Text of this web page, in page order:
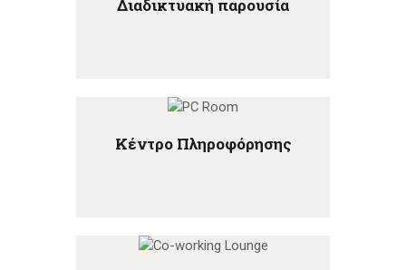
Διαδικτυακή παρουσία
Κέντρο Πληροφόρησης